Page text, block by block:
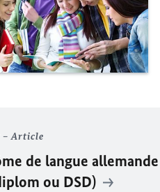
Article
de langue
ou DSD)